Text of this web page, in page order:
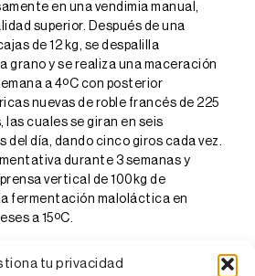
tu privacidad
en una vendimia manual,
superior. Después de una
de 12 kg, se despalilla
grano y se realiza una maceración
a 4ºC con posterior
nuevas de roble francés de 225
las cuales se giran en seis
día, dando cinco giros cada vez.
durante 3 semanas y
vertical de 100kg de
fermentación maloláctica en
a 15ºC.